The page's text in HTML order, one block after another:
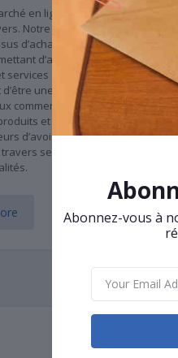
en ligne de vente
Notre objectif est
d’achat aux
d’avoir accès à
sans avoir à
une plateforme
commerçants de
et services, et
d’avoir accès à
ses multiples
Abonnez-vous à